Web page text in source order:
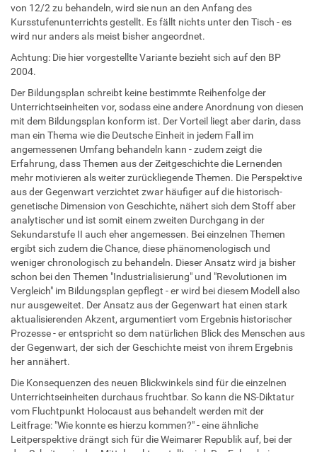
von 12/2 zu behandeln, wird sie nun an den Anfang des
Kursstufenunterrichts gestellt. Es fällt nichts unter den Tisch - es
wird nur anders als meist bisher angeordnet.
Achtung: Die hier vorgestellte Variante bezieht sich auf den BP
2004.
Der Bildungsplan schreibt keine bestimmte Reihenfolge der
Unterrichtseinheiten vor, sodass eine andere Anordnung von diesen
mit dem Bildungsplan konform ist. Der Vorteil liegt aber darin, dass
man ein Thema wie die Deutsche Einheit in jedem Fall im
angemessenen Umfang behandeln kann - zudem zeigt die
Erfahrung, dass Themen aus der Zeitgeschichte die Lernenden
mehr motivieren als weiter zurückliegende Themen. Die Perspektive
aus der Gegenwart verzichtet zwar häufiger auf die historisch-
genetische Dimension von Geschichte, nähert sich dem Stoff aber
analytischer und ist somit einem zweiten Durchgang in der
Sekundarstufe II auch eher angemessen. Bei einzelnen Themen
ergibt sich zudem die Chance, diese phänomenologisch und
weniger chronologisch zu behandeln. Dieser Ansatz wird ja bisher
schon bei den Themen "Industrialisierung" und "Revolutionen im
Vergleich" im Bildungsplan gepflegt - er wird bei diesem Modell also
nur ausgeweitet. Der Ansatz aus der Gegenwart hat einen stark
aktualisierenden Akzent, argumentiert vom Ergebnis historischer
Prozesse - er entspricht so dem natürlichen Blick des Menschen aus
der Gegenwart, der sich der Geschichte meist von ihrem Ergebnis
her annähert.
Die Konsequenzen des neuen Blickwinkels sind für die einzelnen
Unterrichtseinheiten durchaus fruchtbar. So kann die NS-Diktatur
vom Fluchtpunkt Holocaust aus behandelt werden mit der
Leitfrage: "Wie konnte es hierzu kommen?" - eine ähnliche
Leitperspektive drängt sich für die Weimarer Republik auf, bei der